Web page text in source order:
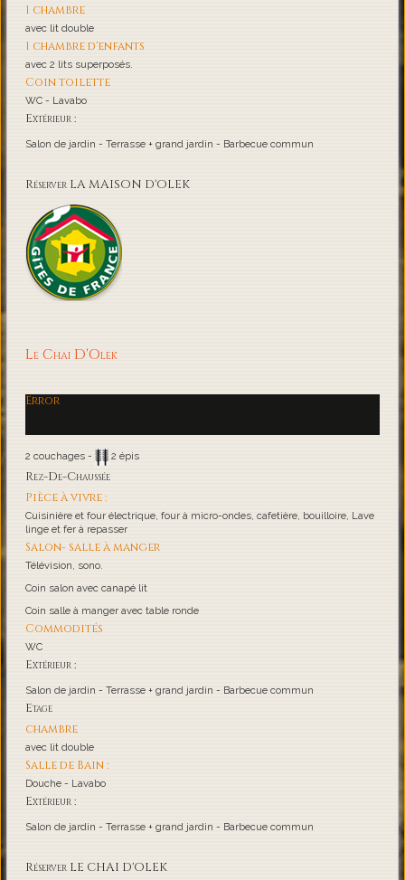
1 chambre
avec lit double
1 chambre d'enfants
avec 2 lits superposés.
Coin toilette
WC - Lavabo
Extérieur :
Salon de jardin - Terrasse + grand jardin - Barbecue commun
Réserver LA MAISON D'OLEK
Le Chai D'Olek
Error
2 couchages - 2 épis
Rez-De-Chaussée
Pièce à vivre :
Cuisinière et four électrique, four à micro-ondes, cafetière, bouilloire, Lave
linge et fer à repasser
Salon- salle à manger
Télévision, sono.
Coin salon avec canapé lit
Coin salle à manger avec table ronde
Commodités
WC
Extérieur :
Salon de jardin - Terrasse + grand jardin - Barbecue commun
Etage
chambre
avec lit double
Salle de Bain :
Douche - Lavabo
Extérieur :
Salon de jardin - Terrasse + grand jardin - Barbecue commun
Réserver LE CHAI D'OLEK